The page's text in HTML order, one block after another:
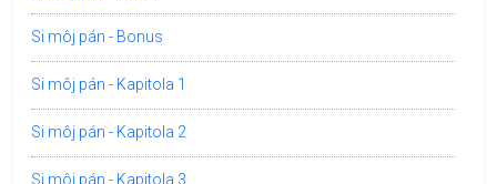
Si môj pán - Bonus
Si môj pán - Kapitola 1
Si môj pán - Kapitola 2
Si môj pán - Kapitola 3